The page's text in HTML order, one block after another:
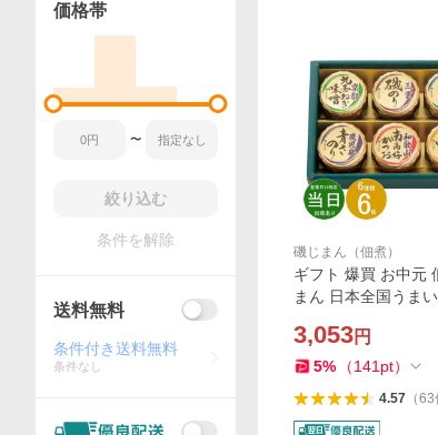
磯じまん（佃煮）
ギフト 爆買 お中元
まん 日本全国うまい
送 食品 内祝い お祝
香典返し お供え 熨
3,053円
5% （141 pt）
4.57（63
価格帯
〜
絞り込む
条件を解除
送料無料
条件付き送料無料
条件なし